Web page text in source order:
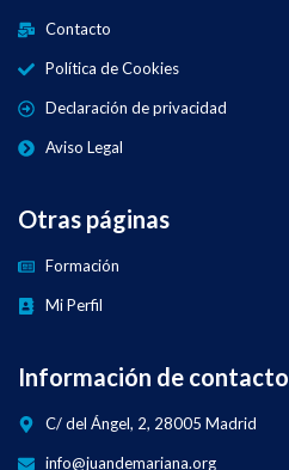
Contacto
Política de Cookies
Declaración de privacidad
Aviso Legal
Otras páginas
Formación
Mi Perfil
Información de contacto
C/ del Ángel, 2, 28005 Madrid
info@juandemariana.org